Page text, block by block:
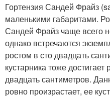
Гортензия Сандей Фрайз
маленькими габаритами.
Сандей Фрайз чаще всего
однако встречаются
ростом в сто двадцать
кустарника тоже достигает
двадцать сантиметров.
ровно произрастает, ее